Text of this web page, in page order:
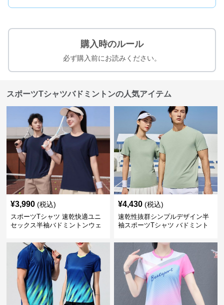
購入時のルール
必ず購入前にお読みください。
スポーツTシャツバドミントンの人気アイテム
¥3,990 (税込)
スポーツTシャツ 速乾快適ユニ
セックス半袖バドミントンウェ
¥4,430 (税込)
速乾性抜群シンプルデザイン半
袖スポーツTシャツ バドミント